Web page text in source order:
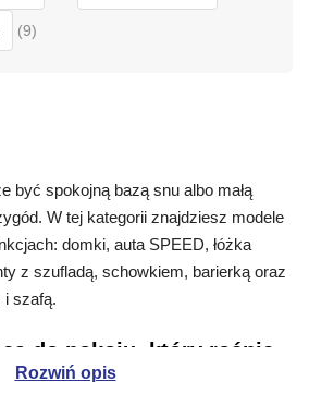
(9)
być spokojną bazą snu albo małą
W tej kategorii znajdziesz modele
domki, auta SPEED, łóżka
z szufladą, schowkiem, barierką oraz
i szafą.
do pokoju, który rośnie
Rozwiń opis